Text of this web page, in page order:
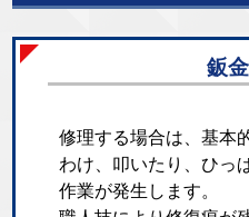
鈑
修理する場合は、基本
わけ、叩いたり、ひっ
作業が発生します。